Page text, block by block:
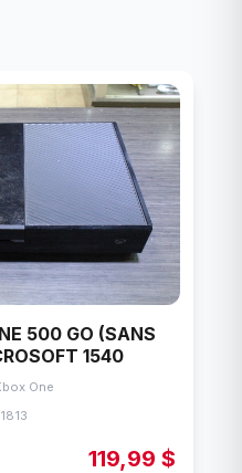
500 GO (SANS
1540
One
119,99 $